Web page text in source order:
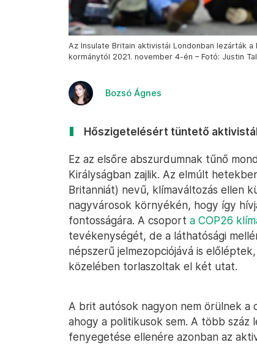
Az Insulate Britain aktivistái Londonban lezárták
kormánytól 2021. november 4-én – Fotó: Justin
Bozsó Ágnes
Hőszigetelésért tüntető
Ez az elsőre abszurdumnak tűnő
Királyságban zajlik. Az elmúlt
Britanniát) nevű, klímaváltozás ellen
nagyvárosok környékén, hogy így
fontosságára. A csoport a COP26
tevékenységét, de a láthatósági
népszerű jelmezopciójává is
közelében torlaszoltak el két utat.
A brit autósok nagyon nem örülnek
ahogy a politikusok sem. A több
fenyegetése ellenére azonban az